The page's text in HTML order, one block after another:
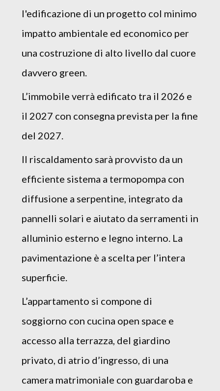
l'edificazione di un progetto col minimo
impatto ambientale ed economico per
una costruzione di alto livello dal cuore
davvero green.
L’immobile verrà edificato tra il 2026 e
il 2027 con consegna prevista per la fine
del 2027.
Il riscaldamento sarà provvisto da un
efficiente sistema a termopompa con
diffusione a serpentine, integrato da
pannelli solari e aiutato da serramenti in
alluminio esterno e legno interno. La
pavimentazione è a scelta per l’intera
superficie.
L’appartamento si compone di
soggiorno con cucina open space e
accesso alla terrazza, del giardino
privato, di atrio d’ingresso, di una
camera matrimoniale con guardaroba e